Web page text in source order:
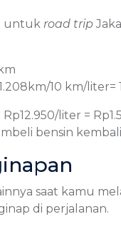
untuk road trip
10 km/liter=
Rp12.950/liter =
bensin
saat kamu
di perjalanan.